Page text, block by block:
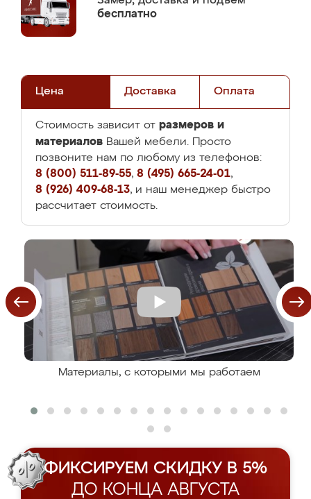
бесплатно
Цена Доставка Оплата
Стоимость зависит от размеров и
материалов Вашей мебели. Просто
позвоните нам по любому из телефонов:
8 (800) 511-89-55, 8 (495) 665-24-01,
8 (926) 409-68-13, и наш менеджер быстро
рассчитает стоимость.
Материалы, с которыми мы работаем
ФИКСИРУЕМ СКИДКУ В 5%
ДО КОНЦА АВГУСТА